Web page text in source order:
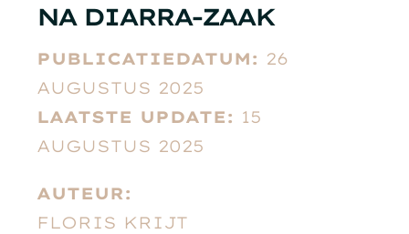
NA DIARRA-ZAAK
PUBLICATIEDATUM: 26
AUGUSTUS 2025
LAATSTE UPDATE: 15
AUGUSTUS 2025
AUTEUR:
FLORIS KRIJT